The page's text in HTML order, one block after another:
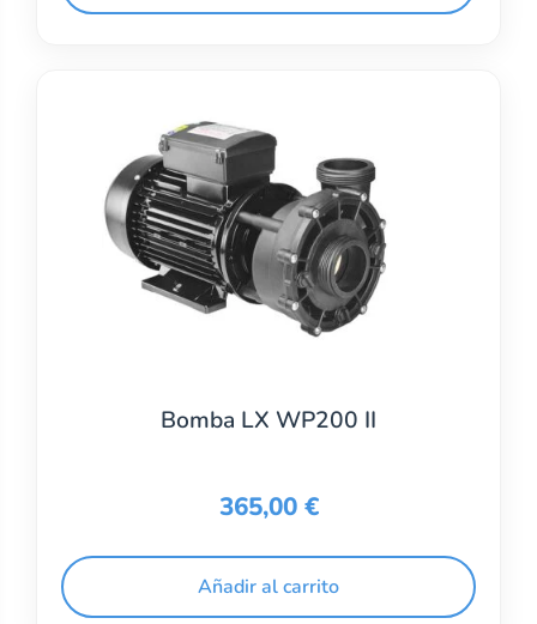
Bomba LX WP200 II
365,00 €
Añadir al carrito